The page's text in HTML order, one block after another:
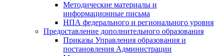
Методические материалы и
информационные письма
НПА федерального и регионального уровня
Предоставление дополнительного образования
Приказы Управления образования и
постановления Администрации